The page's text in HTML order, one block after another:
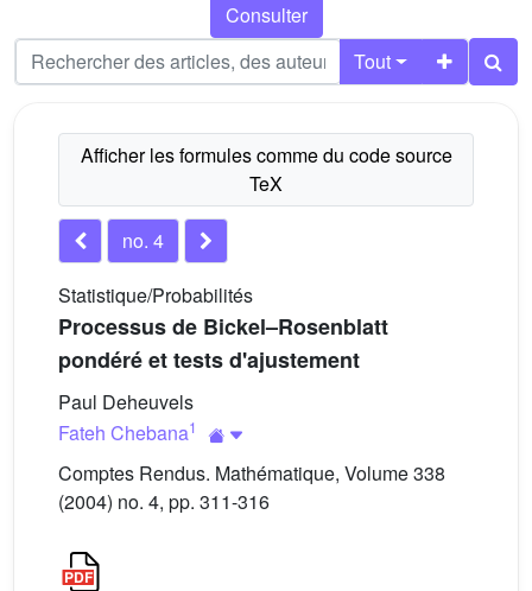
Consulter
Tout
no. 4
Statistique/Probabilités
Processus de Bickel–Rosenblatt
pondéré et tests d'ajustement
Paul Deheuvels
Fateh Chebana1
Comptes Rendus. Mathématique, Volume 338
(2004) no. 4, pp. 311-316